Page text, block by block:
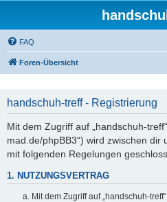
FAQ
Foren-Übersicht
handschuh-treff - Registrierung
Mit dem Zugriff auf „handschuh-
mad.de/phpBB3“) wird zwischen dir
mit folgenden Regelungen
1. NUTZUNGSVERTRAG
Mit dem Zugriff auf „handschuh-